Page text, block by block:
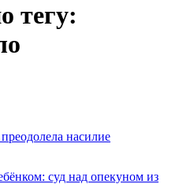
тегу:
насилие
суд над опекуном из